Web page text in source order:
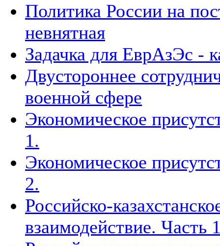
Политика России на
невнятная
Задачка для ЕврАзЭс -
Двустороннее
военной сфере
Экономическое
1.
Экономическое
2.
Российско-
взаимодействие. Часть